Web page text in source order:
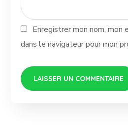
Enregistrer mon nom, mon
dans le navigateur pour mon